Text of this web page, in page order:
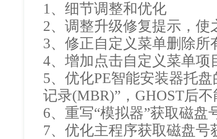
1、细节调整和优化
2、调整升级修复提示，使
3、修正自定义菜单删除
4、增加点击自定义菜单项
5、优化PE智能安装器托
记录(MBR)”，GHOST后
6、重写“模拟器”获取磁盘
7、优化主程序获取磁盘号